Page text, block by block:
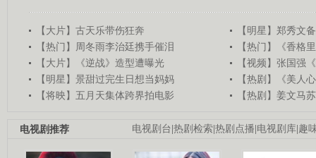
【大片】古天乐带伤狂奔
【明星】郑秀文
【热门】周冬雨李治廷携手催泪
【热门】《香格
【大片】《逆战》造型遭曝光
【视频】张国强
【明星】景甜过完生日想当妈妈
【热剧】《美人
【将映】五月天集体跨界拍电影
【热剧】姜文马
电视剧台|热剧检索|热剧点播|电视剧库|趣
电视剧推荐